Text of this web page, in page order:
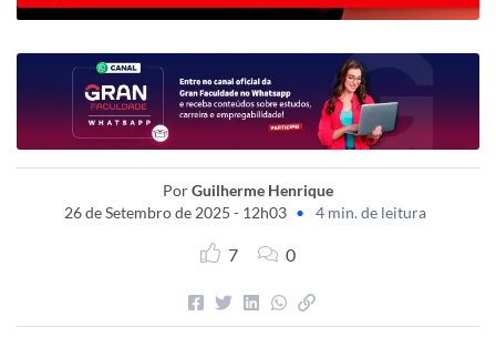
PorGuilherme Henrique
26 de Setembro de 2025 - 12h03 • 4 min. de leitura
7 0